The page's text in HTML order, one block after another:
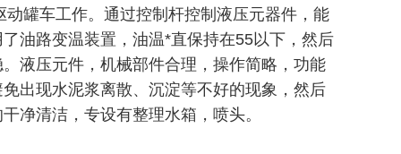
罐车工作。通过控制杆控制液压元器件，能
油路变温装置，油温*直保持在55以下，然后
液压元件，机械部件合理，操作简略，功能
出现水泥浆离散、沉淀等不好的现象，然后
净清洁，专设有整理水箱，喷头。